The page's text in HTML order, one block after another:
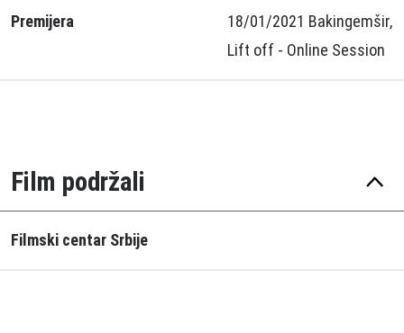
Premijera
18/01/2021 Bakingemšir,
Lift off - Online Session
Film podržali
Filmski centar Srbije